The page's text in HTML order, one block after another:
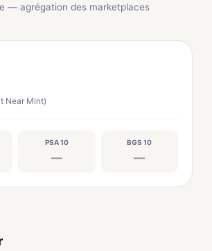
— agrégation des marketplaces
Near Mint)
PSA 10
—
BGS 10
—